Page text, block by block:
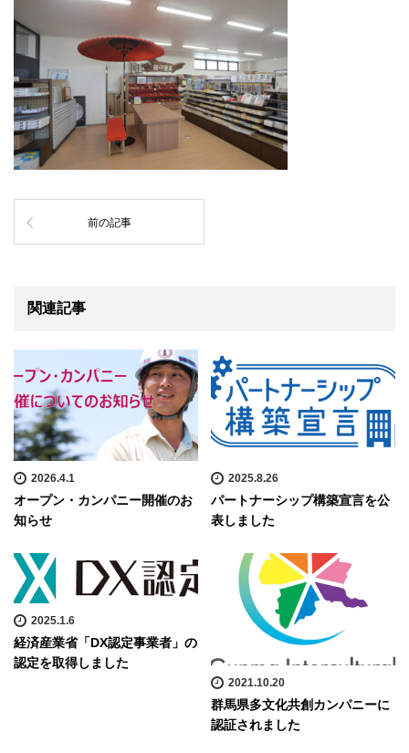
前の記事
関連記事
2026.4.1
オープン・カンパニー開催のお
知らせ
2025.8.26
パートナーシップ構築宣言を公
表しました
2025.1.6
経済産業省「DX認定事業者」の
認定を取得しました
2021.10.20
群馬県多文化共創カンパニーに
認証されました